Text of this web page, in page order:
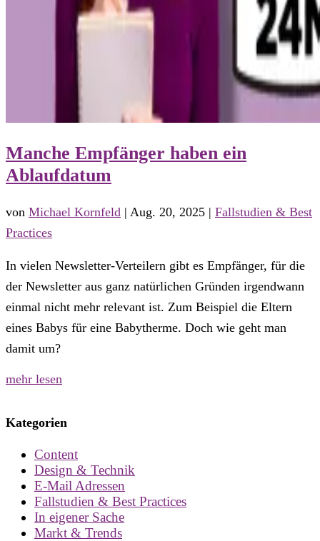
Manche Empfänger haben ein
Ablaufdatum
von Michael Kornfeld | Aug. 20, 2025 | Fallstudien & Best
Practices
In vielen Newsletter-Verteilern gibt es Empfänger, für die
der Newsletter aus ganz natürlichen Gründen irgendwann
einmal nicht mehr relevant ist. Zum Beispiel die Eltern
eines Babys für eine Babytherme. Doch wie geht man
damit um?
mehr lesen
Kategorien
Content
Design & Technik
E-Mail Adressen
Fallstudien & Best Practices
In eigener Sache
Markt & Trends